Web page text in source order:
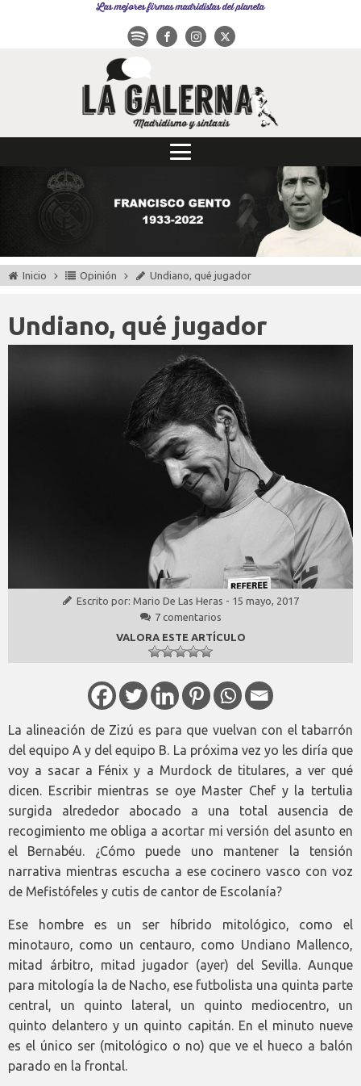
Las mejores firmas madridistas del planeta
Inicio Opinión Undiano, qué jugador
Undiano, qué jugador
Escrito por: Mario De Las Heras - 15 mayo, 2017
7 comentarios
VALORA ESTE ARTÍCULO
La alineación de Zizú es para que vuelvan con el tabarrón
del equipo A y del equipo B. La próxima vez yo les diría que
voy a sacar a Fénix y a Murdock de titulares, a ver qué
dicen. Escribir mientras se oye Master Chef y la tertulia
surgida alrededor abocado a una total ausencia de
recogimiento me obliga a acortar mi versión del asunto en
el Bernabéu. ¿Cómo puede uno mantener la tensión
narrativa mientras escucha a ese cocinero vasco con voz
de Mefistófeles y cutis de cantor de Escolanía?
Ese hombre es un ser híbrido mitológico, como el
minotauro, como un centauro, como Undiano Mallenco,
mitad árbitro, mitad jugador (ayer) del Sevilla. Aunque
para mitología la de Nacho, ese futbolista una quinta parte
central, un quinto lateral, un quinto mediocentro, un
quinto delantero y un quinto capitán. En el minuto nueve
es el único ser (mitológico o no) que ve el hueco a balón
parado en la frontal.